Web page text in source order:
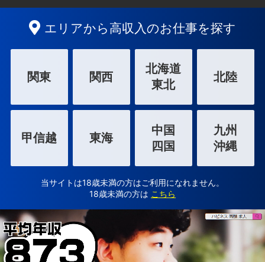
エリアから高収入のお仕事を探す
関東 関西
北海道
東北
北陸
甲信越 東海
中国
四国
九州
沖縄
当サイトは18歳未満の方はご利用になれません。
18歳未満の方は こちら